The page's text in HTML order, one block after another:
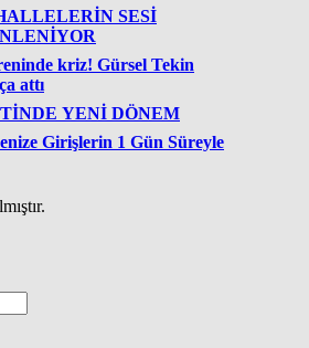
SESİ
kriz! Gürsel Tekin
attı
YENİ DÖNEM
1 Gün Süreyle